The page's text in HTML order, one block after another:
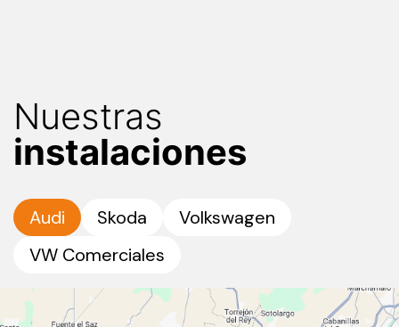
Nuestras
instalaciones
Audi Skoda
Volkswagen
VW Comerciales